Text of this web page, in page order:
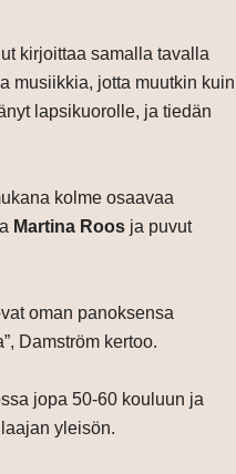
kirjoittaa samalla tavalla
musiikkia, jotta muutkin kuin
lapsikuorolle, ja tiedän
kolme osaavaa
Martina Roos ja puvut
oman panoksensa
Damström kertoo.
jopa 50-60 kouluun ja
yleisön.